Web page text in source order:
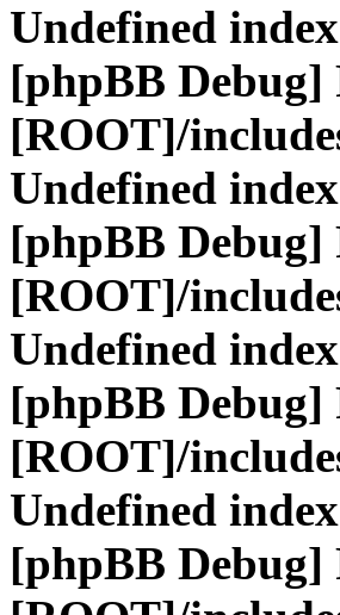
Undefined
[phpBB Debug]
[ROOT]/
Undefined
[phpBB Debug]
[ROOT]/
Undefined
[phpBB Debug]
[ROOT]/
Undefined
[phpBB Debug]